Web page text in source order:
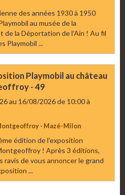
des années 1930 à 1950
au musée de la
de la Déportation de l’Ain ! Au fil
Playmobil ...
Playmobil au château
- 49
au 16/08/2026de 10:00à
- Mazé-Milon
édition de l'exposition
! Après 3 éditions,
ravis de vous annoncer le grand
...